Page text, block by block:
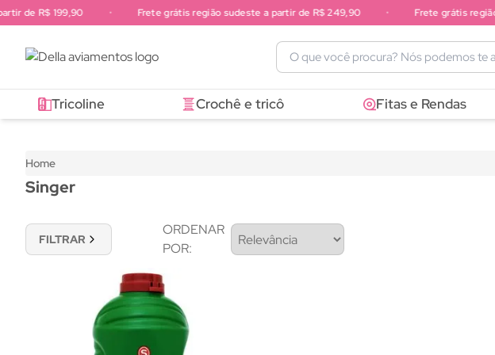
Frete grátis região sul a partir de R$ 199,90. Frete grátis região sudeste a partir de R$
de R$ 199,90 Frete grátis região sudeste a partir de R$ 249,90 Frete grátis
Tricoline Crochê e tricô Fitas e Rendas
Home
Singer
FILTRAR
ORDENAR
POR: